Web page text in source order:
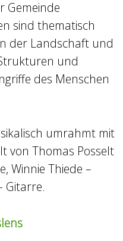
Gemeinde
sind thematisch
der Landschaft und
und
des Menschen
umrahmt mit
von Thomas Posselt
Winnie Thiede –
Gitarre.